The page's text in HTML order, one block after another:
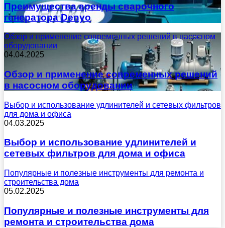
Преимущества аренды сварочного
генератора Denyo
Обзор и применение современных решений в насосном
оборудовании
04.04.2025
Обзор и применение современных решений
в насосном оборудовании
Выбор и использование удлинителей и сетевых фильтров
для дома и офиса
04.03.2025
Выбор и использование удлинителей и
сетевых фильтров для дома и офиса
Популярные и полезные инструменты для ремонта и
строительства дома
05.02.2025
Популярные и полезные инструменты для
ремонта и строительства дома